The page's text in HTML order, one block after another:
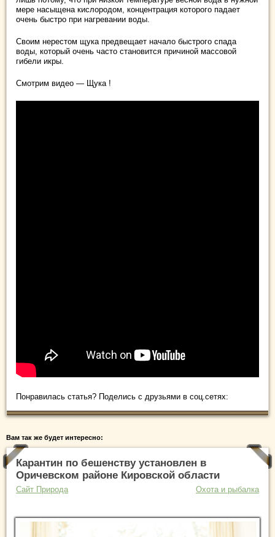
мере насыщена кислородом, концентрация которого падает
очень быстро при нагревании воды.
Своим нерестом щука предвещает начало быстрого спада
воды, который очень часто становится причиной массовой
гибели икры.
Смотрим видео — Щука !
Понравилась статья? Поделись с друзьями в соц.сетях:
Вам так же будет интересно:
Карантин по бешенству установлен в
Оричевском районе Кировской области
Сайт Природа Охота и рыбалка